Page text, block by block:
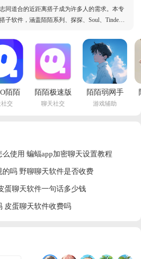
同道合的近距离搭子成为许多人的需求。本专
子软件，涵盖陌陌系列、探探、Soul、Tinder
为老牌社交软件，提供附近的人、兴趣群组等
对不同网络环境优化，
陌陌
载
交
陌陌极速版
最新版下载
聊天社交
陌陌弱网手
机版v9.9.99
游戏辅助
使用 蝙蝠app加密聊天设置教程
吗 野聊聊天软件是否收费
蛋聊天软件一句话多少钱
皮蛋聊天软件收费吗